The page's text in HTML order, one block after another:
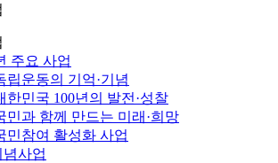
주요 사업
립운동의 기억·기념
한민국 100년의 발전·성찰
민과 함께 만드는 미래·희망
민참여 활성화 사업
념사업